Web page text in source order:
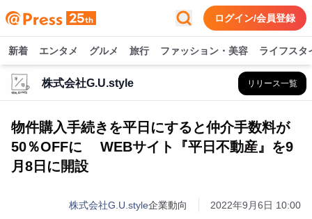
ログイン/会員登録
新着 エンタメ グルメ 旅行 ファッション・美容 ライフスタ
株式会社G.U.style リリース一覧
物件購入手続きを平日にすると仲介手数料が
50％OFFに WEBサイト『平日不動産』を9
月8日に開設
株式会社G.U.style企業動向 2022年9月6日 10:00